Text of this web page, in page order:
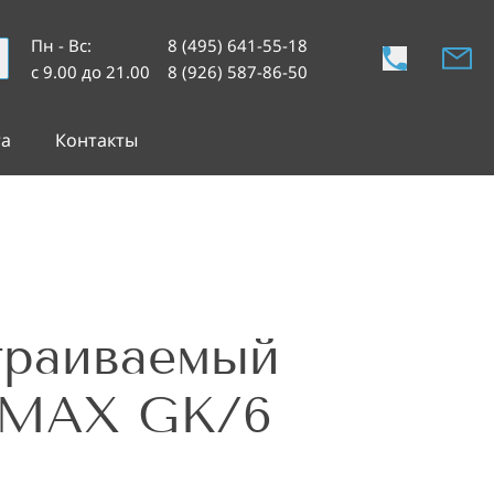
Пн - Вс:
с 9.00 до 21.00
8 (495) 641-55-18
8 (926) 587-86-50
Контакты
GK/6